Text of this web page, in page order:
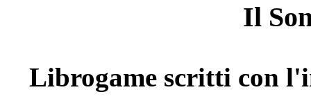
Il
Librogame scritti con